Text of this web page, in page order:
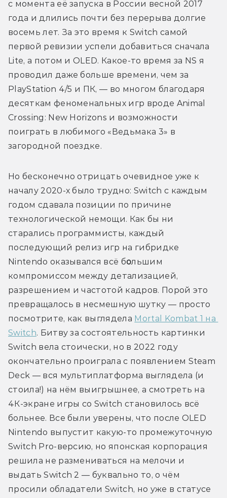
с момента её запуска в России весной 2017
года и длились почти без перерыва долгие
восемь лет. За это время к Switch самой
первой ревизии успели добавиться сначала
Lite, а потом и OLED. Какое-то время за NS я
проводил даже больше времени, чем за
PlayStation 4/5 и ПК, — во многом благодаря
десяткам феноменальных игр вроде Animal
Crossing: New Horizons и возможности
поиграть в любимого «Ведьмака 3» в
загородной поездке.
Но бесконечно отрицать очевидное уже к
началу 2020-х было трудно: Switch с каждым
годом сдавала позиции по причине
технологической немощи. Как бы ни
старались программисты, каждый
последующий релиз игр на гибридке
Nintendo оказывался всё большим
компромиссом между детализацией,
разрешением и частотой кадров. Порой это
превращалось в несмешную шутку — просто
посмотрите, как выглядела Mortal Kombat 1 на
Switch. Битву за состоятельность картинки
Switch вела стоически, но в 2022 году
окончательно проиграла с появлением Steam
Deck — вся мультиплатформа выглядела (и
стоила!) на нём выигрышнее, а смотреть на
4К-экране игры со Switch становилось всё
больнее. Все были уверены, что после OLED
Nintendo выпустит какую-то промежуточную
Switch Pro-версию, но японская корпорация
решила не размениваться на мелочи и
выдать Switch 2 — буквально то, о чём
просили обладатели Switch, но уже в статусе